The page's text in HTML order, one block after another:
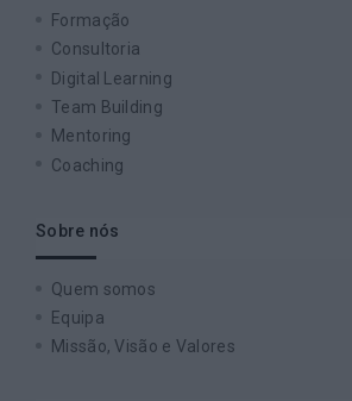
Formação
Consultoria
Digital Learning
Team Building
Mentoring
Coaching
Sobre nós
Quem somos
Equipa
Missão, Visão e Valores